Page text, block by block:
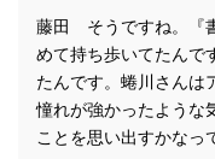
藤田 そうですね。『
めて持ち歩いてたんで
たんです。蜷川さんは
憧れが強かったような
ことを思い出すかなっ